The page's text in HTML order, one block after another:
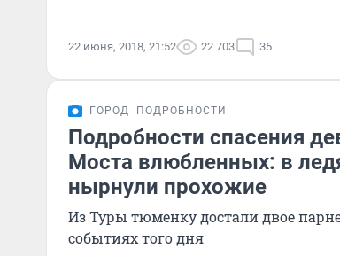
22 июня, 2018, 21:52 22 703 35
ГОРОД ПОДРОБНОСТИ
Подробности спасения
Моста влюбленных: в
нырнули прохожие
Из Туры тюменку достали двое
событиях того дня